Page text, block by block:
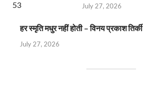
July 27, 2026
हर स्मृति मधुर नहीं होती – विनय प्रकाश तिर्की
July 27, 2026